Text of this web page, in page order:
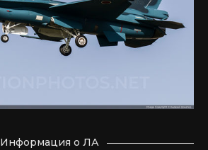
Информация о ЛА